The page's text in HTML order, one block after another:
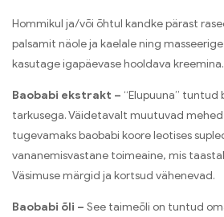
Hommikul ja/või õhtul kandke pärast
palsamit näole ja kaelale ning
kasutage igapäevase hooldava kreemina.
Baobabi ekstrakt – “Elupuuna” tuntud
tarkusega. Väidetavalt muutuvad
tugevamaks baobabi koore leotises
vananemisvastane toimeaine, mis
Väsimuse märgid ja kortsud vähenevad.
Baobabi õli – See taimeõli on tuntud